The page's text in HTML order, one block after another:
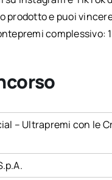
e puoi
complessivo:
– Ultrapremi con le